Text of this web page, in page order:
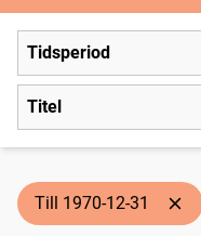
Tidsperiod
Titel
Till 1970-12-31